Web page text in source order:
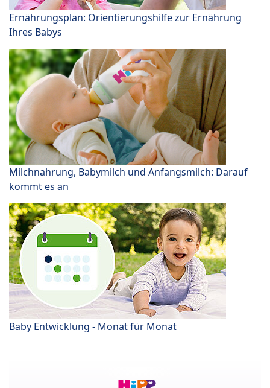
Ernährungsplan: Orientierungshilfe zur Ernährung
Ihres Babys
Milchnahrung, Babymilch und Anfangsmilch: Darauf
kommt es an
Baby Entwicklung - Monat für Monat